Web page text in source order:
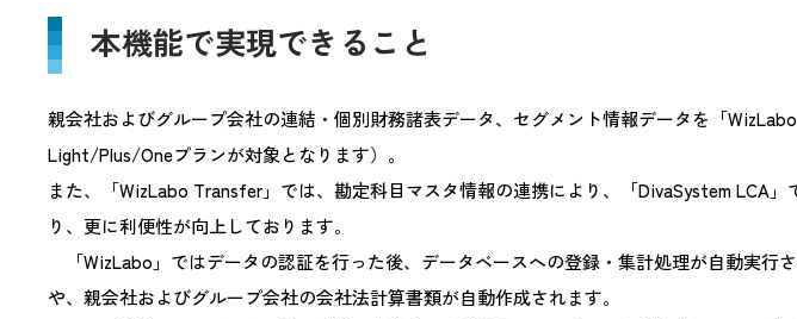
本機能で実現できること
親会社およびグループ会社の連結・個別財務諸表データ、セグメント情報データを「
Light/Plus/Oneプランが対象となります）。
また、「WizLabo Transfer」では、勘定科目マスタ情報の連携により、「DivaSystem LCA
り、更に利便性が向上しております。
「WizLabo」ではデータの認証を行った後、データベースへの登録・集計処理が自動実
や、親会社およびグループ会社の会社法計算書類が自動作成されます。